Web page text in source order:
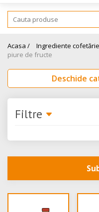
Acasa / Ingrediente
piure de fructe
Deschide
Filtre